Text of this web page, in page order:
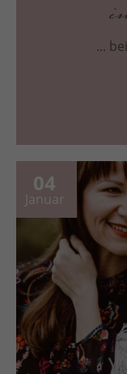
...
04
Januar